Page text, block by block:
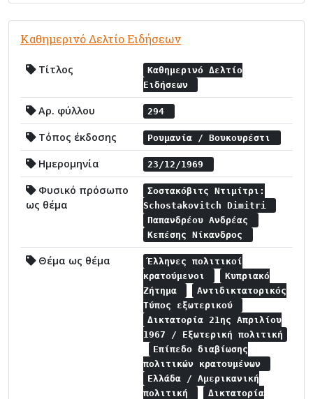
Καθημερινό Δελτίο Ειδήσεων
Τίτλος
Καθημερινό Δελτίο
Ειδήσεων
Αρ. φύλλου 294
Τόπος έκδοσης Ρουμανία / Βουκουρέστι
Ημερομηνία 23/12/1969
Φυσικό πρόσωπο
ως θέμα
Σοστακόβιτς Ντιμίτρι:
Schostakovitch Dimitri
Παπανδρέου Ανδρέας
Κεπέσης Νίκανδρος
Θέμα ως θέμα
Έλληνες πολιτικοί
κρατούμενοι
Κυπριακό
Ζήτημα
Αντιδικτατορικός
Τύπος εξωτερικού
Δικτατορία 21ης Απριλίου
1967 / Εξωτερική πολιτική
Επίπεδο διαβίωσης
πολιτικών κρατουμένων
Ελλάδα / Αμερικανική
πολιτική
Δικτατορία